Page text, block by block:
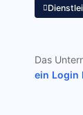
Das
ein Login